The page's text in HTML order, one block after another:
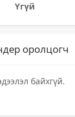
Үгүй
оролцогч
байхгүй.